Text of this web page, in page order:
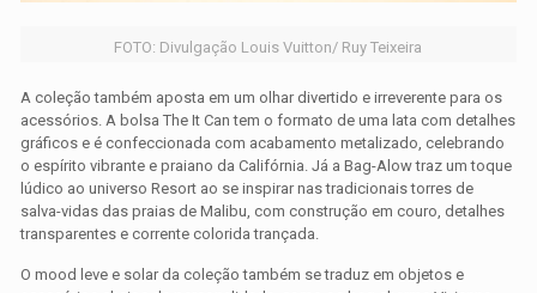
FOTO: Divulgação Louis Vuitton/ Ruy Teixeira
A coleção também aposta em um olhar divertido e irreverente para os
acessórios. A bolsa The It Can tem o formato de uma lata com detalhes
gráficos e é confeccionada com acabamento metalizado, celebrando
o espírito vibrante e praiano da Califórnia. Já a Bag-Alow traz um toque
lúdico ao universo Resort ao se inspirar nas tradicionais torres de
salva-vidas das praias de Malibu, com construção em couro, detalhes
transparentes e corrente colorida trançada.
O mood leve e solar da coleção também se traduz em objetos e